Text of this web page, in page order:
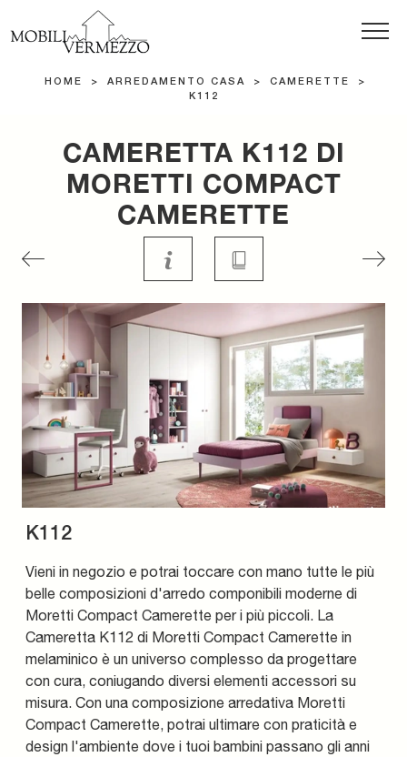
HOME > ARREDAMENTO CASA > CAMERETTE
>
K112
CAMERETTA K112 DI
MORETTI COMPACT
CAMERETTE
K112
Vieni in negozio e potrai toccare con mano tutte le più
belle composizioni d'arredo componibili moderne di
Moretti Compact Camerette per i più piccoli. La
Cameretta K112 di Moretti Compact Camerette in
melaminico è un universo complesso da progettare
con cura, coniugando diversi elementi accessori su
misura. Con una composizione arredativa Moretti
Compact Camerette, potrai ultimare con praticità e
design l'ambiente dove i tuoi bambini passano gli anni